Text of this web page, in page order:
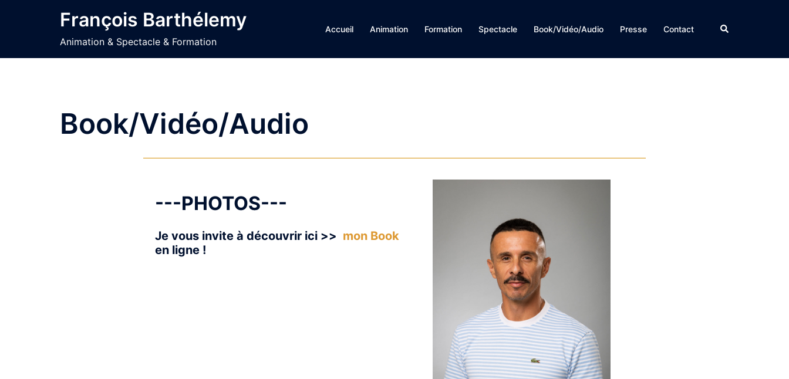
François Barthélemy
Animation & Spectacle & Formation
Accueil Animation Formation Spectacle Book/Vidéo/Audio Presse Contact Rechercher
Book/Vidéo/Audio
---PHOTOS---
Je vous invite à découvrir ici >> mon Book
en ligne !